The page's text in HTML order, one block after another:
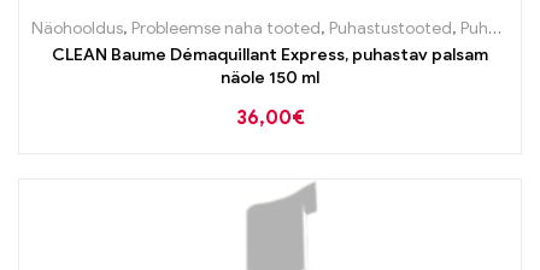
Näohooldus, Probleemse naha tooted, Puhastustooted, Puhastustooted
CLEAN Baume Démaquillant Express, puhastav palsam
näole 150 ml
36,00€